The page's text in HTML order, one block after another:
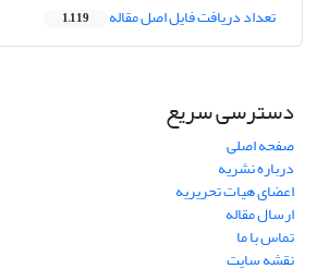
تعداد دریافت فایل اصل مقاله 1,119
دسترسی سریع
صفحه اصلی
درباره نشریه
اعضای هیات تحریریه
ارسال مقاله
تماس با ما
نقشه سایت